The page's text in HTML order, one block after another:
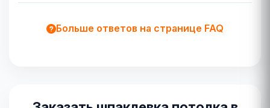
Больше ответов на странице FAQ